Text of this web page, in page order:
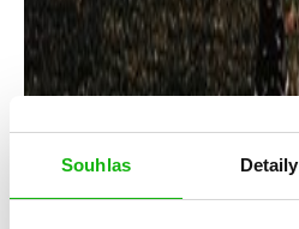
Souhlas Detaily